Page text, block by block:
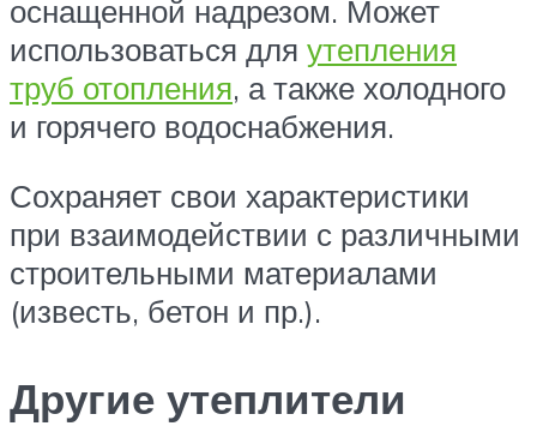
оснащенной надрезом. Может
использоваться для утепления
труб отопления, а также холодного
и горячего водоснабжения.
Сохраняет свои характеристики
при взаимодействии с различными
строительными материалами
(известь, бетон и пр.).
Другие утеплители